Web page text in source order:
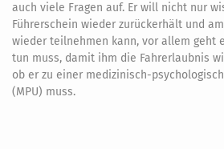
auch viele Fragen auf. Er will nicht nur
Führerschein wieder zurückerhält und
wieder teilnehmen kann, vor allem geht
tun muss, damit ihm die Fahrerlaubnis
ob er zu einer medizinisch-
(MPU) muss.